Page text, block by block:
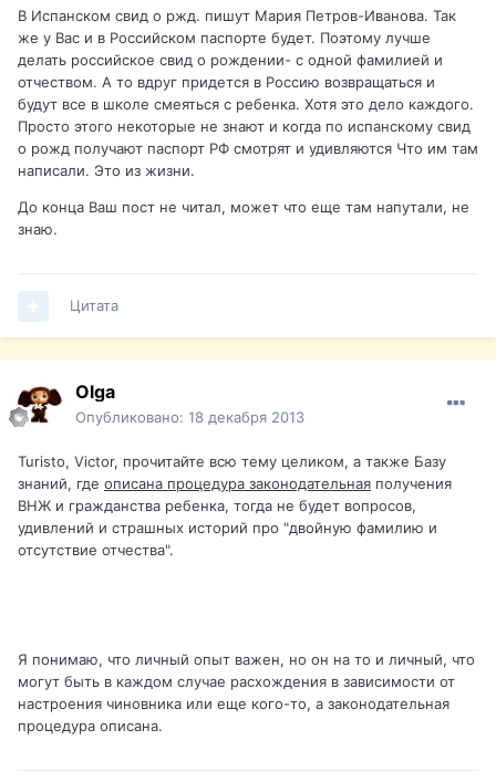
В Испанском свид о ржд. пишут Мария Петров-Иванова. Так
же у Вас и в Российском паспорте будет. Поэтому лучше
делать российское свид о рождении- с одной фамилией и
отчеством. А то вдруг придется в Россию возвращаться и
будут все в школе смеяться с ребенка. Хотя это дело каждого.
Просто этого некоторые не знают и когда по испанскому свид
о рожд получают паспорт РФ смотрят и удивляются Что им там
написали. Это из жизни.
До конца Ваш пост не читал, может что еще там напутали, не
знаю.
Цитата
Olga
Опубликовано: 18 декабря 2013
Turisto, Victor, прочитайте всю тему целиком, а также Базу
знаний, где описана процедура законодательная получения
ВНЖ и гражданства ребенка, тогда не будет вопросов,
удивлений и страшных историй про "двойную фамилию и
отсутствие отчества".
Я понимаю, что личный опыт важен, но он на то и личный, что
могут быть в каждом случае расхождения в зависимости от
настроения чиновника или еще кого-то, а законодательная
процедура описана.